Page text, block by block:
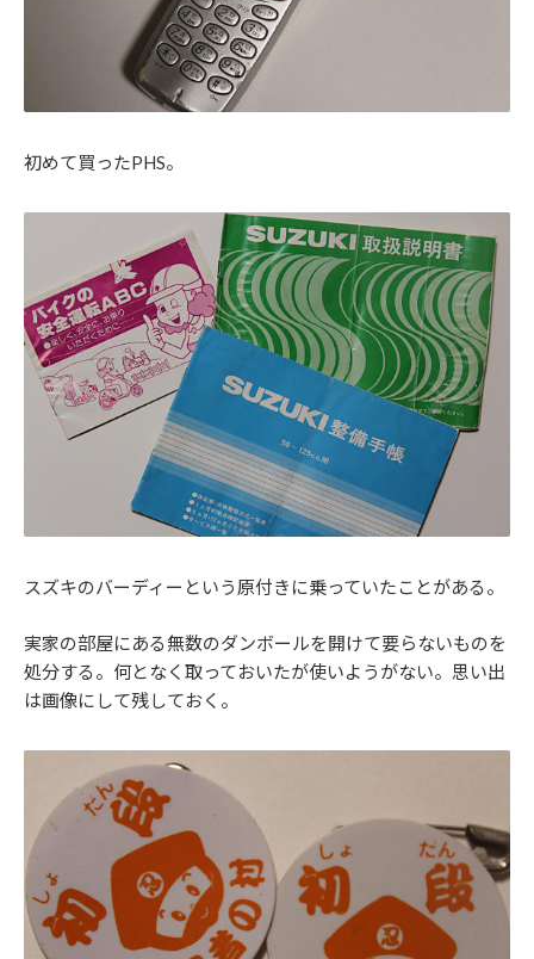
初めて買ったPHS。
スズキのバーディーという原付きに乗っていたことがある。
実家の部屋にある無数のダンボールを開けて要らないものを
処分する。何となく取っておいたが使いようがない。思い出
は画像にして残しておく。